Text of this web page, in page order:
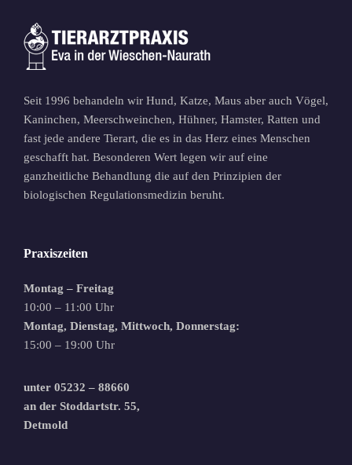
Seit 1996 behandeln wir Hund, Katze, Maus aber auch Vögel,
Kaninchen, Meerschweinchen, Hühner, Hamster, Ratten und
fast jede andere Tierart, die es in das Herz eines Menschen
geschafft hat. Besonderen Wert legen wir auf eine
ganzheitliche Behandlung die auf den Prinzipien der
biologischen Regulationsmedizin beruht.
Praxiszeiten
Montag – Freitag
10:00 – 11:00 Uhr
Montag, Dienstag, Mittwoch, Donnerstag:
15:00 – 19:00 Uhr
unter 05232 – 88660
an der Stoddartstr. 55,
Detmold